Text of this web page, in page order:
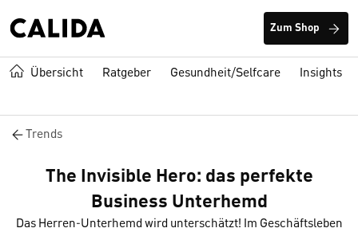
Zum Shop
Übersicht Ratgeber Gesundheit/Selfcare Insights
Trends
The Invisible Hero: das perfekte
Business Unterhemd
Das Herren-Unterhemd wird unterschätzt! Im Geschäftsleben